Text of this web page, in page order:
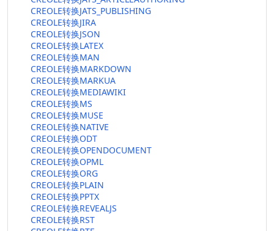
CREOLE转换JATS_PUBLISHING
CREOLE转换JIRA
CREOLE转换JSON
CREOLE转换LATEX
CREOLE转换MAN
CREOLE转换MARKDOWN
CREOLE转换MARKUA
CREOLE转换MEDIAWIKI
CREOLE转换MS
CREOLE转换MUSE
CREOLE转换NATIVE
CREOLE转换ODT
CREOLE转换OPENDOCUMENT
CREOLE转换OPML
CREOLE转换ORG
CREOLE转换PLAIN
CREOLE转换PPTX
CREOLE转换REVEALJS
CREOLE转换RST